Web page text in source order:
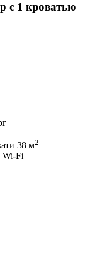
с 1 кроватью
38 м2
Wi-Fi